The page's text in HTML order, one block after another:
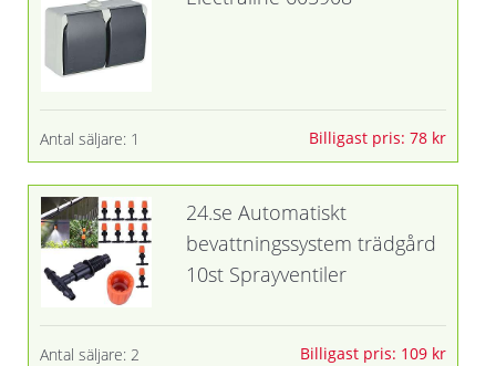
Antal säljare: 1 Billigast pris: 78 kr
24.se Automatiskt
bevattningssystem trädgård
10st Sprayventiler
Antal säljare: 2 Billigast pris: 109 kr